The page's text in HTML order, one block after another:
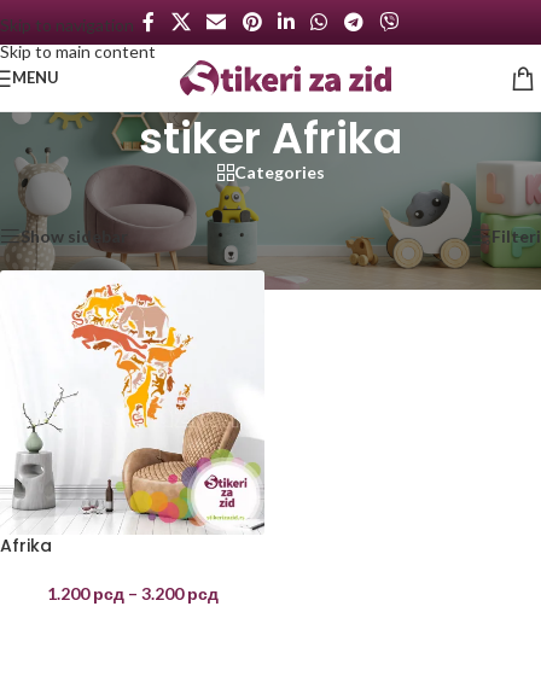
Skip to navigation
Skip to main content
MENU
stiker Afrika
Categories
Početna
Proizvod označen „stiker Afrika“ Prikazan jedan rezultat
Show sidebar Filteri
Afrika
1.200рсд – 3.200рсд